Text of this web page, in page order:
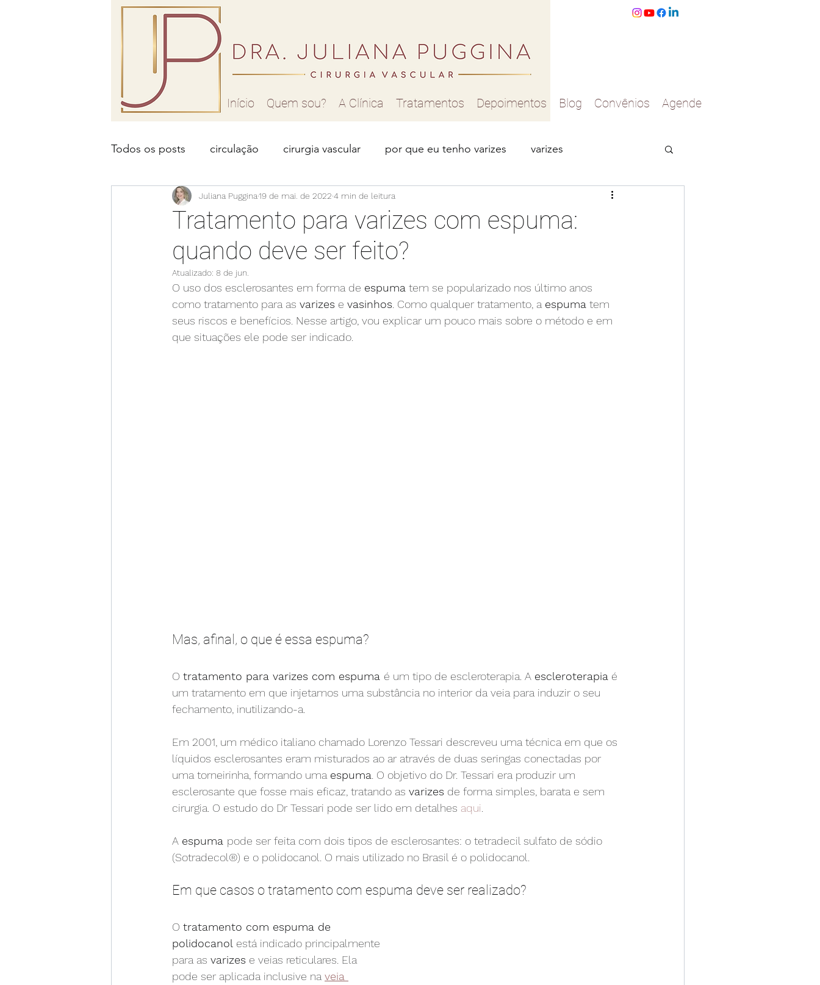
Início Quem sou? A Clínica Tratamentos Depoimentos Blog Convênios Agende
Todos os posts circulação cirurgia vascular por que eu tenho varizes varizes
problema de circulação má circulação varizes nas pernas
laser para vasinhos laser para varizes vasinhos nas pernas
espuma para varizes inchaço nas pernas linfedema edema obstrução arterial
dor para caminhar dor nas pernas creme para varizes
Tratamento para varizes com espuma:
quando deve ser feito?
Juliana Puggina19 de mai. de 2022 4 min de leitura
Atualizado: 8 de jun.
O uso dos esclerosantes em forma de espuma tem se popularizado nos último anos
como tratamento para as varizes e vasinhos . Como qualquer tratamento, a espuma tem
seus riscos e benefícios. Nesse artigo, vou explicar um pouco mais sobre o método e em
que situações ele pode ser indicado.
Mas, afinal, o que é essa espuma?
O tratamento para varizes com espuma é um tipo de escleroterapia. A escleroterapia é
um tratamento em que injetamos uma substância no interior da veia para induzir o seu
fechamento, inutilizando-a.
Em 2001, um médico italiano chamado Lorenzo Tessari descreveu uma técnica em que os
líquidos esclerosantes eram misturados ao ar através de duas seringas conectadas por
uma torneirinha, formando uma espuma . O objetivo do Dr. Tessari era produzir um
esclerosante que fosse mais eficaz, tratando as varizes de forma simples, barata e sem
cirurgia. O estudo do Dr Tessari pode ser lido em detalhes aqui
A espuma pode ser feita com dois tipos de esclerosantes: o tetradecil sulfato de sódio
(Sotradecol®) e o polidocanol. O mais utilizado no Brasil é o polidocanol.
Em que casos o tratamento com espuma deve ser realizado?
O tratamento com espuma de
polidocanol está indicado principalmente
para as varizes e veias reticulares. Ela
pode ser aplicada inclusive na veia